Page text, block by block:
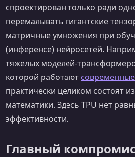
спроектирован только ради
перемалывать гигантские
матричные умножения при
(инференсе) нейросетей.
тяжелых моделей-
которой работают современные
практически целиком состоят
математики. Здесь TPU нет
эффективности.
Главный